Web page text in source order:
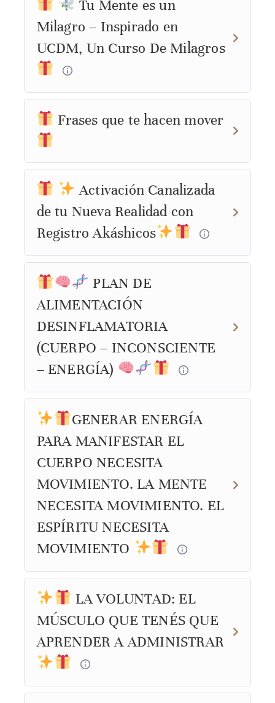
Tu Mente es un
Milagro – Inspirado en
UCDM, Un Curso De Milagros
Frases que te hacen mover
Activación Canalizada
de tu Nueva Realidad con
Registro Akáshicos
PLAN DE
ALIMENTACIÓN
DESINFLAMATORIA
(CUERPO – INCONSCIENTE
– ENERGÍA)
GENERAR ENERGÍA
PARA MANIFESTAR EL
CUERPO NECESITA
MOVIMIENTO. LA MENTE
NECESITA MOVIMIENTO. EL
ESPÍRITU NECESITA
MOVIMIENTO
LA VOLUNTAD: EL
MÚSCULO QUE TENÉS QUE
APRENDER A ADMINISTRAR